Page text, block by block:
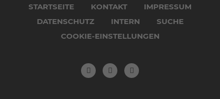
überspringenSTARTSEITE KONTAKT
IMPRESSUM
DATENSCHUTZ
INTERN
SUCHE
COOKIE-EINSTELLUNGEN